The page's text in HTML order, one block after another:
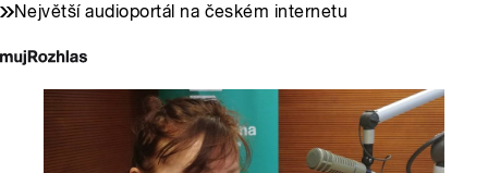
Největší audioportál na českém internetu